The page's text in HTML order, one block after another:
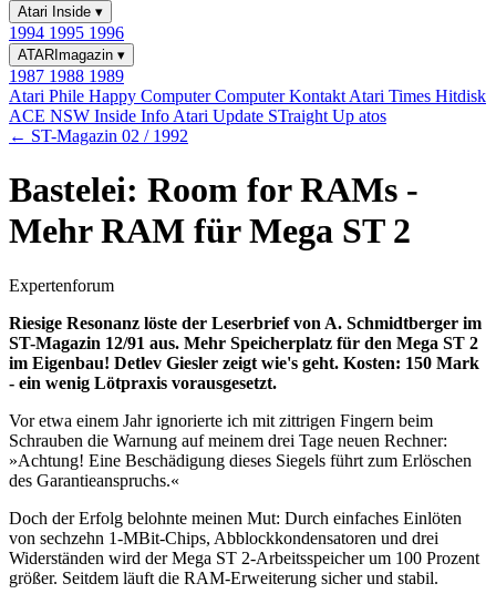
Atari Inside ▾
1994 1995 1996
ATARImagazin ▾
1987 1988 1989
Atari Phile Happy ComputerComputer Kontakt Atari Times Hitdisk
ACE NSW Inside Info Atari Update STraight Up atos
← ST-Magazin 02 / 1992
Bastelei: Room for RAMs -
Mehr RAM für Mega ST 2
Expertenforum
Riesige Resonanz löste der Leserbrief von A. Schmidtberger im
ST-Magazin 12/91 aus. Mehr Speicherplatz für den Mega ST 2
im Eigenbau! Detlev Giesler zeigt wie's geht. Kosten: 150 Mark
- ein wenig Lötpraxis vorausgesetzt.
Vor etwa einem Jahr ignorierte ich mit zittrigen Fingern beim
Schrauben die Warnung auf meinem drei Tage neuen Rechner:
»Achtung! Eine Beschädigung dieses Siegels führt zum Erlöschen
des Garantieanspruchs.«
Doch der Erfolg belohnte meinen Mut: Durch einfaches Einlöten
von sechzehn 1-MBit-Chips, Abblockkondensatoren und drei
Widerständen wird der Mega ST 2-Arbeitsspeicher um 100 Prozent
größer. Seitdem läuft die RAM-Erweiterung sicher und stabil.